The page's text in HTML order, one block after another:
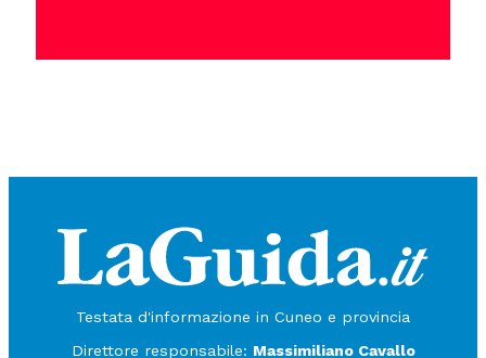
Testata d'informazione in Cuneo e provincia
Direttore responsabile: Massimiliano Cavallo